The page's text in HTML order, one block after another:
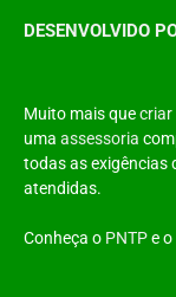
DESENVOLVIDO
Muito mais quecriar
uma assessoria
todas as exigências
atendidas.
Conheça o PNTPe o